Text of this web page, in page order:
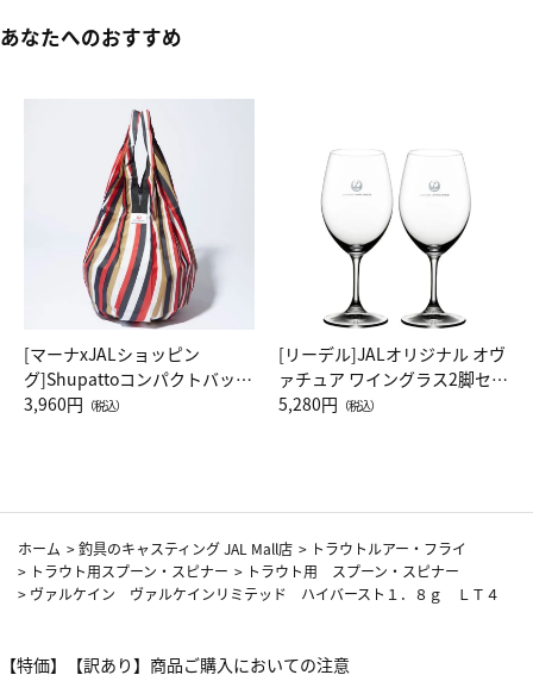
あなたへのおすすめ
[マーナxJALショッピン
グ]Shupattoコンパクトバッグ
Drop JAL客室乗務員（LC）ス
3,960円 （税込）
[リーデル]JALオリジナル オヴ
ァチュア ワイングラス2脚セッ
ト（レッドワイン）
5,280円 （税込）
ホーム >釣具のキャスティング JAL Mall店 > トラウトルアー・フライ
> トラウト用スプーン・スピナー > トラウト用 スプーン・スピナー
> ヴァルケイン ヴァルケインリミテッド ハイバースト１．８ｇ ＬＴ４
【特価】【訳あり】商品ご購入においての注意